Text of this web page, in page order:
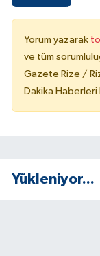
Yorum yazarak
ve tüm
Gazete Rize /
Dakika
Yükleniyor...